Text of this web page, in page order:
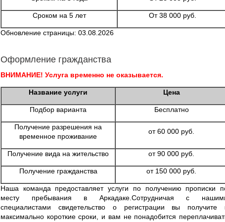
Сроком на 5 лет От 38 000 руб.
Обновление страницы: 03.08.2026
Оформление гражданства
ВНИМАНИЕ! Услуга временно не оказывается.
Название услуги Цена
Подбор варианта Бесплатно
Получение разрешения на
временное проживание
от 60 000 руб.
Получение вида на жительство от 90 000 руб.
Получение гражданства от 150 000 руб.
Наша команда предоставляет услуги по получению прописки
месту пребывания в Аркадаке.Сотрудничая с
специалистами свидетельство о регистрации вы получите
максимально короткие сроки, и вам не понадобится